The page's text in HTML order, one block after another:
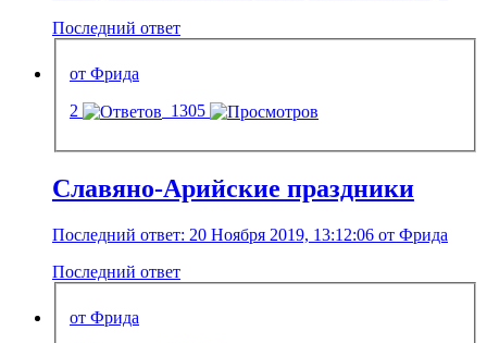
Последний ответ
от Фрида
2
1305
Славяно-Арийские праздники
Последний ответ: 20 Ноября 2019, 13:12:06 от Фрида
Последний ответ
от Фрида